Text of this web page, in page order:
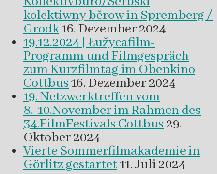
kolektiwny běrow in Spremberg /
Grodk16. Dezember 2024
19.12.2024 | Łužycafilm-
Programm und Filmgespräch
zum Kurzfilmtag im Obenkino
Cottbus16. Dezember 2024
19. Netzwerktreffen vom
8.-10.November im Rahmen des
34.FilmFestivals Cottbus29.
Oktober 2024
Vierte Sommerfilmakademie in
Görlitz gestartet11. Juli 2024